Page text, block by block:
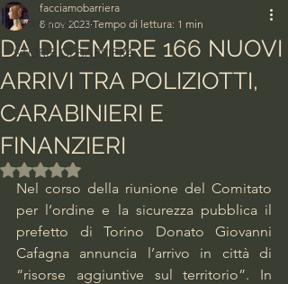
Tutti gli articoli
STORIE DI BARRIERA
DA DICEMBRE 166 NUOVI
ARRIVI TRA POLIZIOTTI,
CARABINIERI E
FINANZIERI
facciamobarriera
8 nov 2023 Tempo di lettura: 1 min
Valutazione NaN stelle su 5.
Nel corso della riunione del Comitato
per l’ordine e la sicurezza pubblica il
prefetto di Torino Donato Giovanni
Cafagna annuncia l’arrivo in città di
“risorse aggiuntive sul territorio”. In